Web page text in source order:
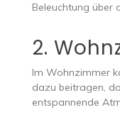
Beleuchtung über
2.
Im Wohnzimmer
dazu beitragen,
entspannende